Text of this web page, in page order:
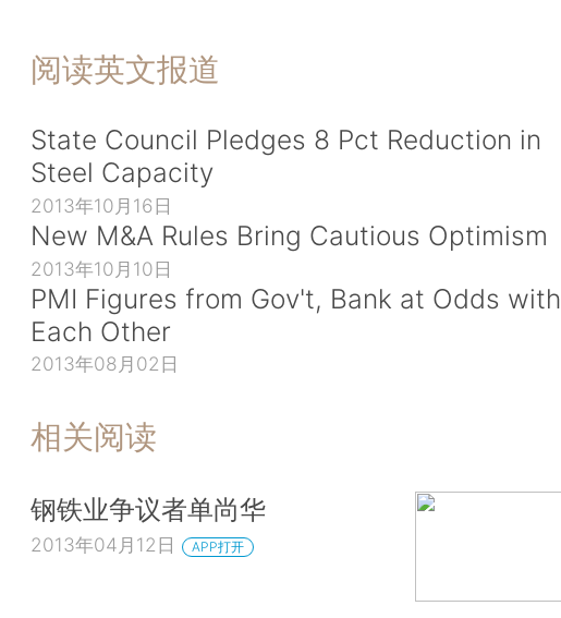
阅读英文报道
State Council Pledges 8 Pct Reduction in
Steel Capacity
2013年10月16日
New M&A Rules Bring Cautious Optimism
2013年10月10日
PMI Figures from Gov't, Bank at Odds with
Each Other
2013年08月02日
相关阅读
钢铁业争议者单尚华
2013年04月12日 APP打开